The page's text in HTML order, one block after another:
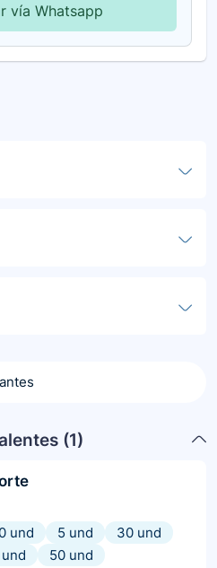
(1)
und 5 und
30 und
50 und
vía Whatsapp